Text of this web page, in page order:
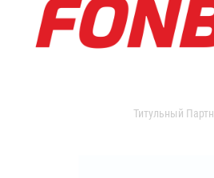
Титульный